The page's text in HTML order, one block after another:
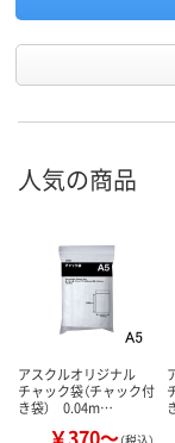
人気の商品
アスクルオリジナル
チャック袋（チャック付
き袋） 0.04m…
￥370～